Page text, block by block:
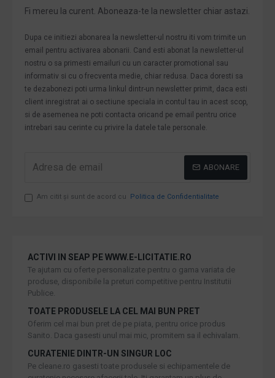
Fi mereu la curent. Aboneaza-te la newsletter chiar astazi.
Dupa ce initiezi abonarea la newsletter-ul nostru iti vom trimite un
email pentru activarea abonarii. Cand esti abonat la newsletter-ul
nostru o sa primesti emailuri cu un caracter promotional sau
informativ si cu o frecventa medie, chiar redusa. Daca doresti sa
te dezabonezi poti urma linkul dintr-un newsletter primit, daca esti
client inregistrat ai o sectiune speciala in contul tau in acest scop,
si de asemenea ne poti contacta oricand pe email pentru orice
intrebari sau cerinte cu privire la datele tale personale.
ABONARE
Am citit şi sunt de acord cu Politica de Confidentialitate
ACTIVI IN SEAP PE WWW.E-LICITATIE.RO
Te ajutam cu oferte personalizate pentru o gama variata de
produse, disponibile la preturi competitive pentru Institutii
Publice.
TOATE PRODUSELE LA CEL MAI BUN PRET
Oferim cel mai bun pret de pe piata, pentru orice produs
Sanito. Daca gasesti unul mai mic, promitem sa il echivalam.
CURATENIE DINTR-UN SINGUR LOC
Pe cleane.ro gasesti toate produsele si echipamentele de